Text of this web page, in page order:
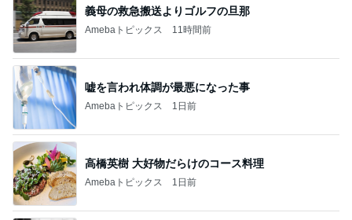
義母の救急搬送よりゴルフの旦那
Amebaトピックス 11時間前
嘘を言われ体調が最悪になった事
Amebaトピックス 1日前
高橋英樹 大好物だらけのコース料理
Amebaトピックス 1日前